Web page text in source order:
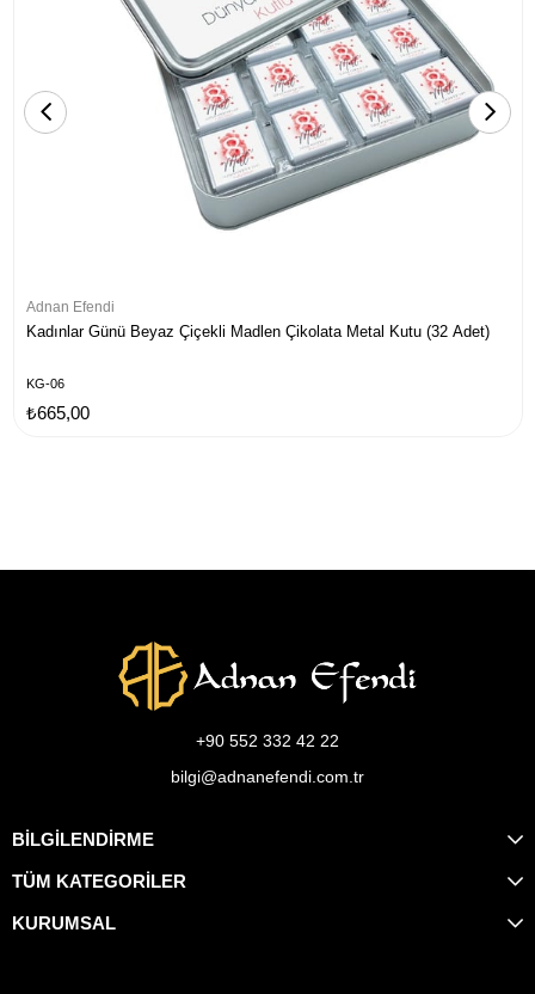
Adnan Efendi
Kadınlar Günü Beyaz Çiçekli Madlen Çikolata Metal Kutu (32 Adet)
KG-06
₺665,00
+90 552 332 42 22
bilgi@adnanefendi.com.tr
BİLGİLENDİRME
TÜM KATEGORİLER
KURUMSAL